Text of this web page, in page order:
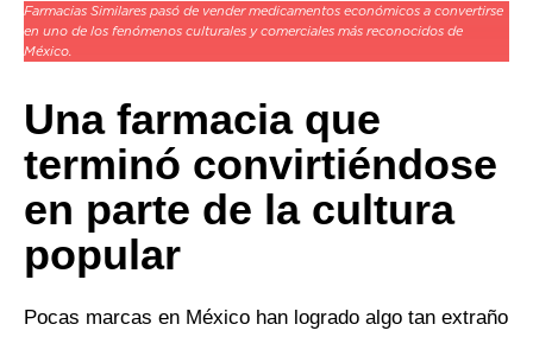
Farmacias Similares pasó de vender medicamentos económicos a convertirse
en uno de los fenómenos culturales y comerciales más reconocidos de
México.
Una farmacia que
terminó convirtiéndose
en parte de la cultura
popular
Pocas marcas en México han logrado algo tan extraño